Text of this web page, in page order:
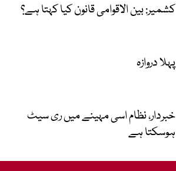
کشمیر: بین الاقوامی قانون کیا کہتا ہے؟
پہلا دروازہ
خبردار، نظام اسی مہینے میں ری سیٹ
ہوسکتا ہے